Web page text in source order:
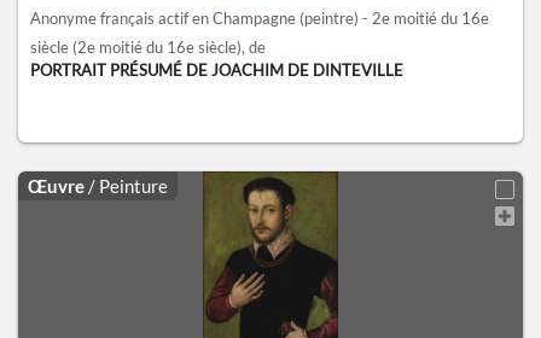
Anonyme français actif en Champagne (peintre) - 2e moitié du 16e
siècle (2e moitié du 16e siècle), de
PORTRAIT PRÉSUMÉ DE JOACHIM DE DINTEVILLE
Œuvre / Peinture